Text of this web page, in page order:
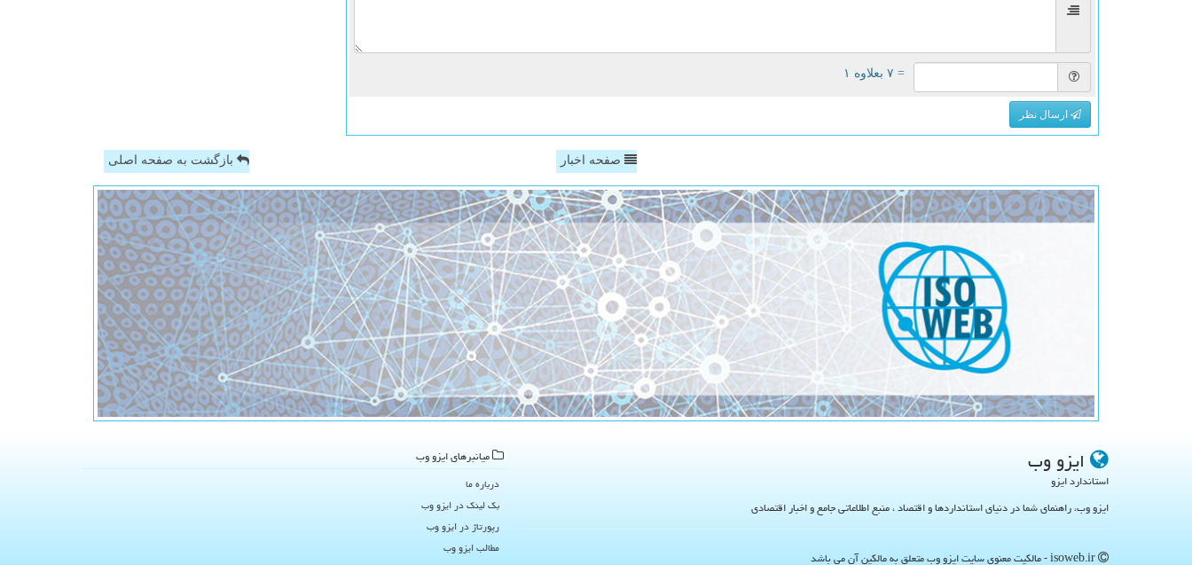
= ۷ بعلاوه ۱
ارسال نظر
صفحه اخبار بازگشت به صفحه اصلی
ایزو وب
استاندارد ایزو
ایزو وب، راهنمای شما در دنیای استانداردها و اقتصاد ، منبع اطلاعاتی جامع و اخبار اقتصادی
میانبرهای ایزو وب
درباره ما
بک لینک در ایزو وب
رپورتاژ در ایزو وب
مطالب ایزو وب